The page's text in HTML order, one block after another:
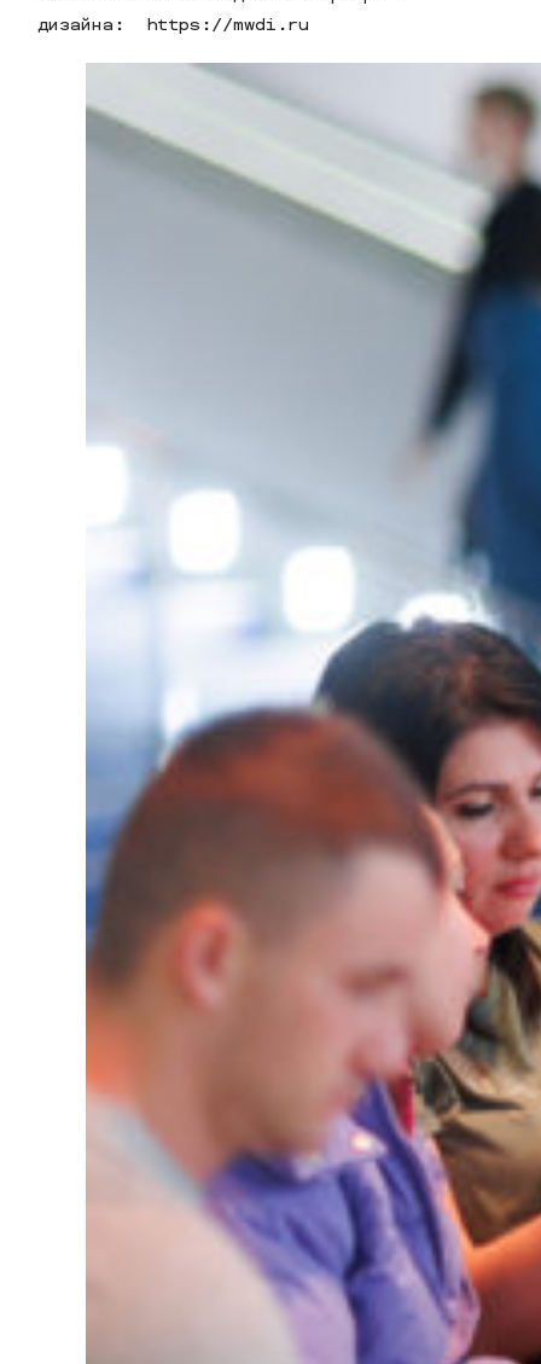
дизайна: https://mwdi.ru